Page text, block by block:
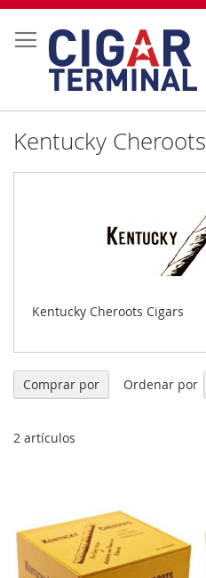
al
contenido
Kentucky Cheroots
Kentucky Cheroots Cigars
2 artículos
Ordenar por
Comprar por